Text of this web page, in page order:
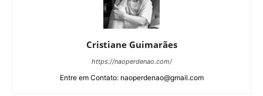
Cristiane Guimarães
https://naoperdenao.com/
Entre em Contato: naoperdenao@gmail.com